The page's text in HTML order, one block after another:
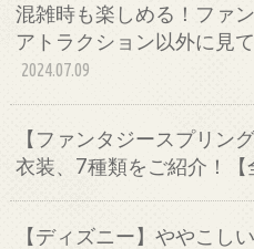
混雑時も楽しめる！ファ
アトラクション以外に見
2024.07.09
【ファンタジースプリン
衣装、7種類をご紹介！【
【ディズニー】ややこし